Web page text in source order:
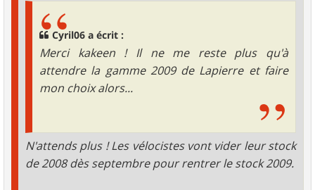
Cyril06 a écrit :
Merci kakeen ! Il ne me reste plus qu'à
attendre la gamme 2009 de Lapierre et faire
mon choix alors...
N'attends plus ! Les vélocistes vont vider leur stock
de 2008 dès septembre pour rentrer le stock 2009.